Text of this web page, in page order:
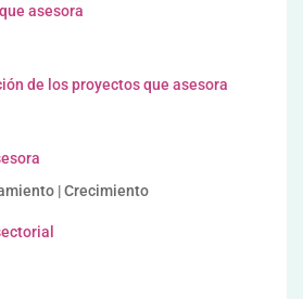
asesora
de los proyectos que asesora
| Crecimiento